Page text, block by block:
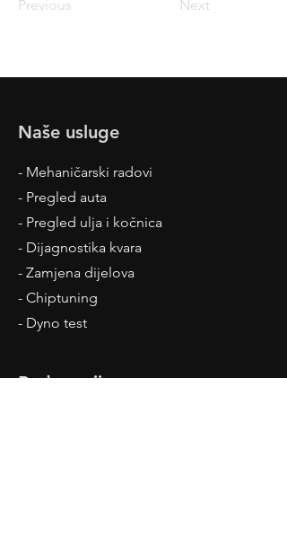
Previous Next
Naše usluge
- Mehaničarski radovi
- Pregled auta
- Pregled ulja i kočnica
- Dijagnostika kvara
- Zamjena dijelova
- Chiptuning
- Dyno test
Radno vrijeme